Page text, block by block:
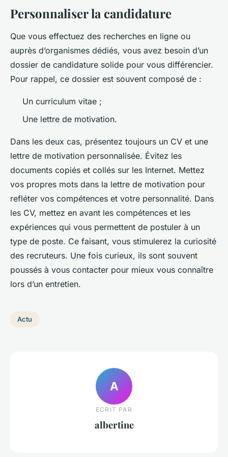
Personnaliser la candidature
Que vous effectuez des recherches en ligne ou
auprès d’organismes dédiés, vous avez besoin d’un
dossier de candidature solide pour vous différencier.
Pour rappel, ce dossier est souvent composé de :
Un curriculum vitae ;
Une lettre de motivation.
Dans les deux cas, présentez toujours un CV et une
lettre de motivation personnalisée. Évitez les
documents copiés et collés sur les Internet. Mettez
vos propres mots dans la lettre de motivation pour
refléter vos compétences et votre personnalité. Dans
les CV, mettez en avant les compétences et les
expériences qui vous permettent de postuler à un
type de poste. Ce faisant, vous stimulerez la curiosité
des recruteurs. Une fois curieux, ils sont souvent
poussés à vous contacter pour mieux vous connaître
lors d’un entretien.
Actu
A
ECRIT PAR
albertine